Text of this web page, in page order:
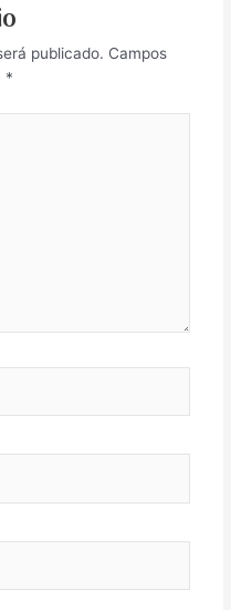
publicado. Campos
*